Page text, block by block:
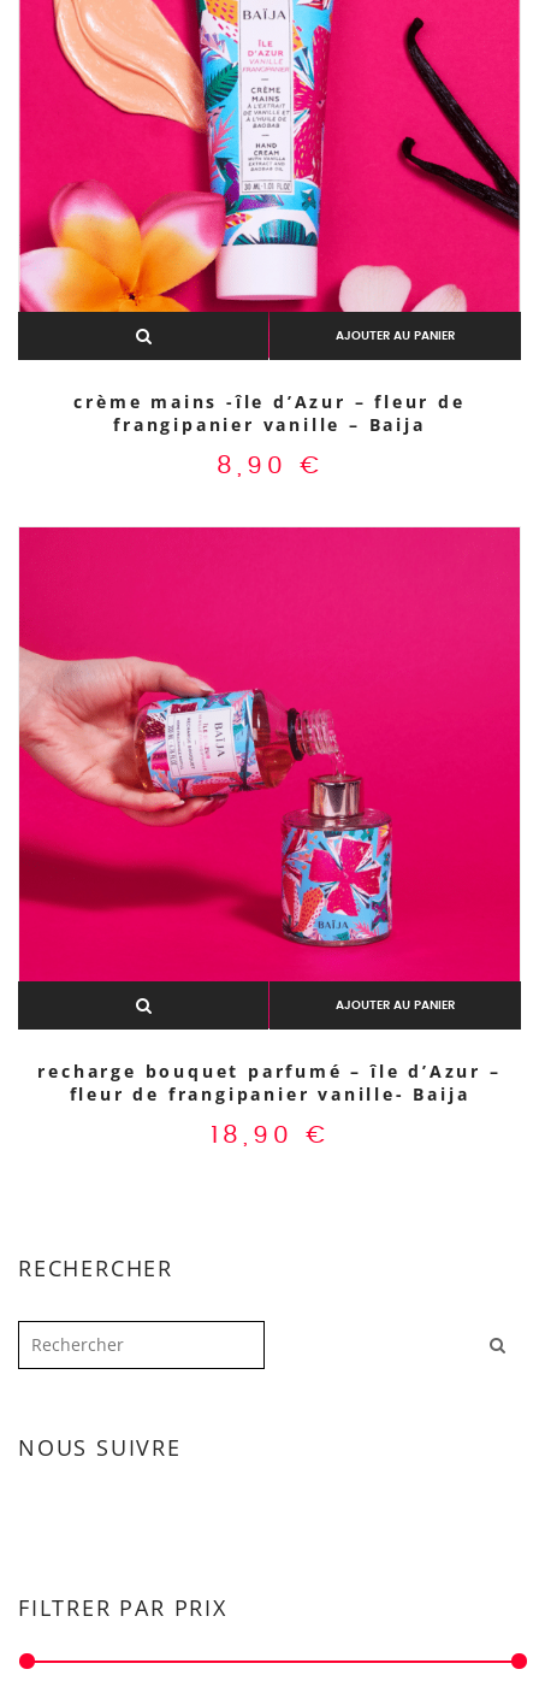
AJOUTER AU PANIER
crème mains -île d’Azur – fleur de
frangipanier vanille – Baija
8,90 €
AJOUTER AU PANIER
recharge bouquet parfumé – île d’Azur –
fleur de frangipanier vanille- Baija
18,90 €
RECHERCHER
NOUS SUIVRE
FILTRER PAR PRIX